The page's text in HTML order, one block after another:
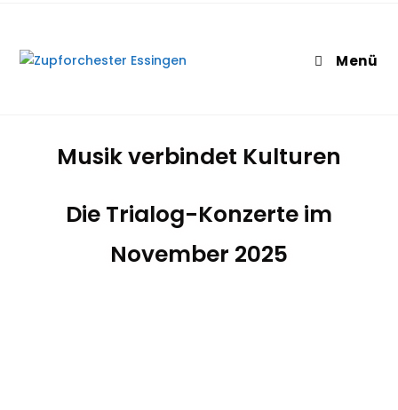
Menü
Musik verbindet Kulturen
Die Trialog-Konzerte im
November 2025